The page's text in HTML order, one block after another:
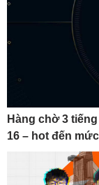
Hàng chờ 3
16 – hot đến